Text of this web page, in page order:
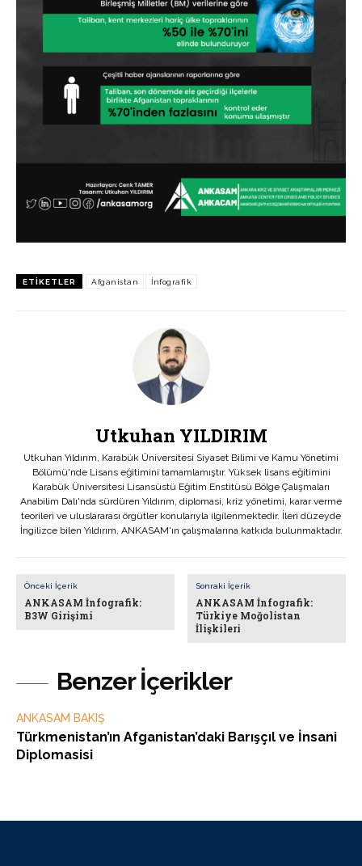
Benzer İçerikler
ANKASAM BAKIŞ
Türkmenistan’ın Afganistan’daki Barışçıl ve İnsani
Diplomasisi
ETIKETLER Afganistan İnfografik
Utkuhan YILDIRIM
Utkuhan Yıldırım, Karabük Üniversitesi Siyaset Bilimi ve Kamu Yönetimi
Bölümü'nde Lisans eğitimini tamamlamıştır. Yüksek lisans eğitimini
Karabük Üniversitesi Lisansüstü Eğitim Enstitüsü Bölge Çalışmaları
Anabilim Dalı'nda sürdüren Yıldırım, diplomasi, kriz yönetimi, karar verme
teorileri ve uluslararası örgütler konularıyla ilgilenmektedir. İleri düzeyde
İngilizce bilen Yıldırım, ANKASAM'ın çalışmalarına katkıda bulunmaktadır.
Önceki İçerik
ANKASAM İnfografik:
B3W Girişimi
Sonraki İçerik
ANKASAM İnfografik:
Türkiye Moğolistan
İlişkileri